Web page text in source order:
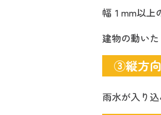
幅１mm以上
建物の動い
③縦方
雨水が入り